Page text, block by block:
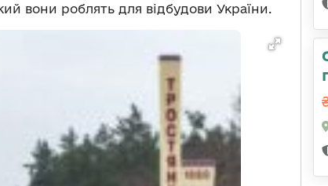
вони роблять для відбудови України.